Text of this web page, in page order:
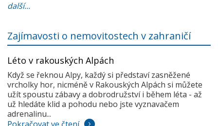
další...
Zajímavosti o nemovitostech v zahraničí
Léto v rakouských Alpách
Když se řeknou Alpy, každý si představí zasněžené
vrcholky hor, nicméně v Rakouských Alpách si můžete
užít spoustu zábavy a dobrodružství i během léta - až
už hledáte klid a pohodu nebo jste vyznavačem
adrenalinu...